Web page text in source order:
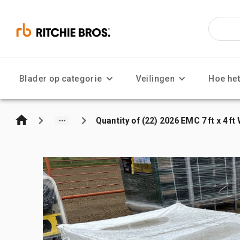
Blader op categorie Veilingen Hoe
Quantity of (22) 2026 EMC 7 ft x 4